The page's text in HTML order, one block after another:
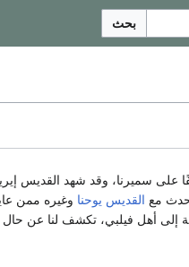
بحث
أسقفًا على سميرنا، وقد شهد القديس
مع القديس يوحنا وغيره ممن
أهل فيلبي، تكشف لنا عن حال